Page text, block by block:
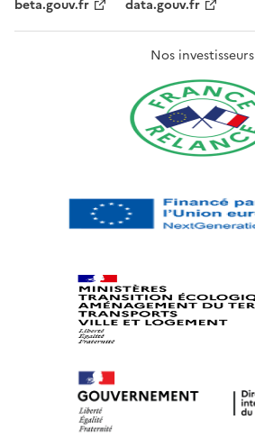
beta.gouv.fr
data.gouv.fr
Nos investisseurs